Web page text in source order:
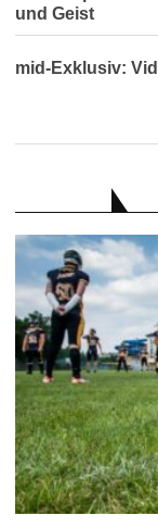
und Geist
mid-Exklusiv: